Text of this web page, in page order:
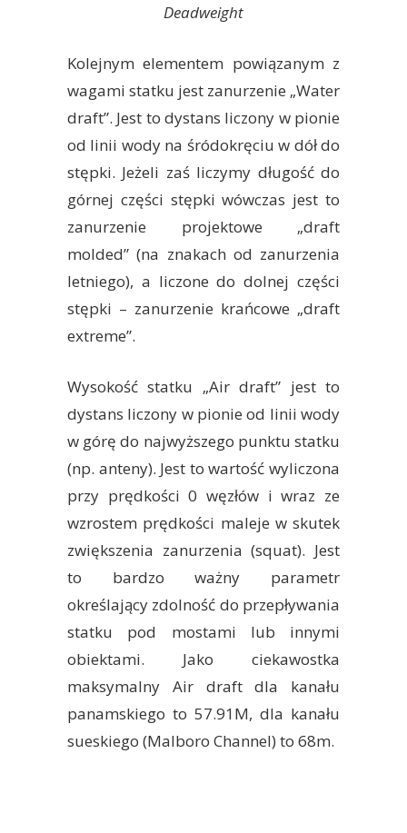
Deadweight
Kolejnym elementem powiązanym z
wagami statku jest zanurzenie „Water
draft”. Jest to dystans liczony w pionie
od linii wody na śródokręciu w dół do
stępki. Jeżeli zaś liczymy długość do
górnej części stępki wówczas jest to
zanurzenie projektowe „draft
molded” (na znakach od zanurzenia
letniego), a liczone do dolnej części
stępki – zanurzenie krańcowe „draft
extreme”.
Wysokość statku „Air draft” jest to
dystans liczony w pionie od linii wody
w górę do najwyższego punktu statku
(np. anteny). Jest to wartość wyliczona
przy prędkości 0 węzłów i wraz ze
wzrostem prędkości maleje w skutek
zwiększenia zanurzenia (squat). Jest
to bardzo ważny parametr
określający zdolność do przepływania
statku pod mostami lub innymi
obiektami. Jako ciekawostka
maksymalny Air draft dla kanału
panamskiego to 57.91M, dla kanału
sueskiego (Malboro Channel) to 68m.